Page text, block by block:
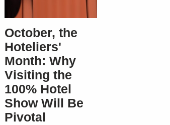
October, the
Hoteliers'
Month: Why
Visiting the
100% Hotel
Show Will Be
Pivotal